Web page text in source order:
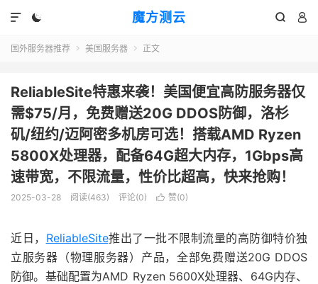
魔方测云
  

国外服务器推荐  美国服务器  正文
ReliableSite特惠来袭！美国便宜高防服务器仅
需$75/月，免费赠送20G DDOS防御，洛杉
矶/纽约/迈阿密多机房可选！搭载AMD Ryzen
5800X处理器，配备64G超大内存，1Gbps高
速带宽，不限流量，性价比超高，快来抢购！
2025-03-28 阅读(463) 评论(0)  赞(0)
近日， ReliableSite推出了一批不限制流量的高防御特价独
立服务器（物理服务器）产品，全部免费赠送20G DDOS
防御。基础配置为AMD Ryzen 5600X处理器、64G内存、